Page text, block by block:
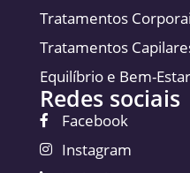
Tratamentos
Tratamentos
Equilíbrio e Bem-Estar
Redes sociais
Facebook
Instagram